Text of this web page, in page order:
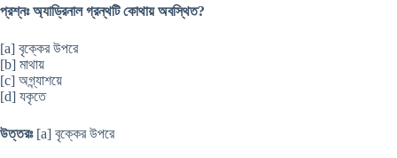
প্রশ্নঃ অ্যাড্রিনাল গ্রন্থটি কোথায় অবস্থিত?
[a] বৃক্কের উপরে
[b] মাথায়
[c] অগ্ন্যাশয়ে
[d] যকৃতে
উত্তরঃ[a] বৃক্কের উপরে